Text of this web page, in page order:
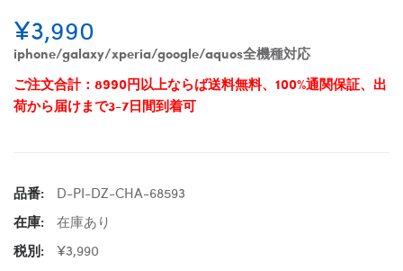
¥3,990
iphone/galaxy/xperia/google/aquos全機種対応
ご注文合計：8990円以上ならば送料無料、100%通関保証、出
荷から届けまで3-7日間到着可
品番:
D-PI-DZ-CHA-68593
在庫:
在庫あり
税別:
¥3,990